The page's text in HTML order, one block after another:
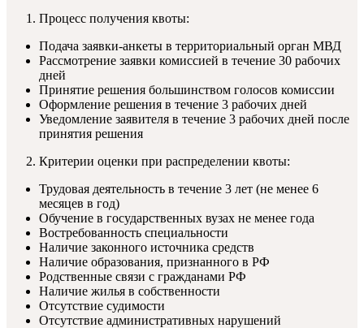
Процесс получения квоты:
Подача заявки-анкеты в территориальный орган МВД
Рассмотрение заявки комиссией в течение 30 рабочих
дней
Принятие решения большинством голосов комиссии
Оформление решения в течение 3 рабочих дней
Уведомление заявителя в течение 3 рабочих дней после
принятия решения
Критерии оценки при распределении квоты:
Трудовая деятельность в течение 3 лет (не менее 6
месяцев в год)
Обучение в государственных вузах не менее года
Востребованность специальности
Наличие законного источника средств
Наличие образования, признанного в РФ
Родственные связи с гражданами РФ
Наличие жилья в собственности
Отсутствие судимости
Отсутствие административных нарушений